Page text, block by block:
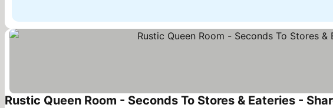
Rustic Queen Room - Seconds To Stores & Eateries -